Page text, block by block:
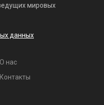
мировых
данных
О нас
Контакты